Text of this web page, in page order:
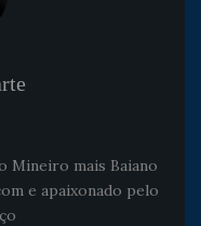
Mineiro mais Baiano
e apaixonado pelo